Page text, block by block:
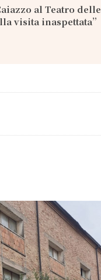
al Teatro delle
visita inaspettata”